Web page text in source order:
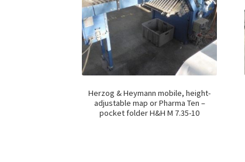
Herzog & Heymann mobile, height-
adjustable map or Pharma Ten –
pocket folder H&H M 7.35-10